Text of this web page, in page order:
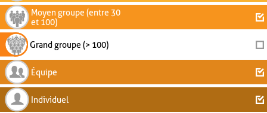
Moyen groupe (entre 30
et 100)
Grand groupe (> 100)
Équipe
Individuel